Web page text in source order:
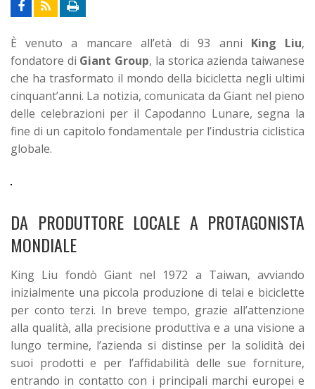
È venuto a mancare all’età di 93 anni King Liu,
fondatore di Giant Group, la storica azienda taiwanese
che ha trasformato il mondo della bicicletta negli ultimi
cinquant’anni. La notizia, comunicata da Giant nel pieno
delle celebrazioni per il Capodanno Lunare, segna la
fine di un capitolo fondamentale per l’industria ciclistica
globale.
DA PRODUTTORE LOCALE A PROTAGONISTA
MONDIALE
King Liu fondò Giant nel 1972 a Taiwan, avviando
inizialmente una piccola produzione di telai e biciclette
per conto terzi. In breve tempo, grazie all’attenzione
alla qualità, alla precisione produttiva e a una visione a
lungo termine, l’azienda si distinse per la solidità dei
suoi prodotti e per l’affidabilità delle sue forniture,
entrando in contatto con i principali marchi europei e